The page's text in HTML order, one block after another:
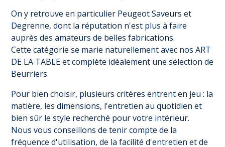
On y retrouve en particulier Peugeot Saveurs et
Degrenne, dont la réputation n'est plus à faire
auprès des amateurs de belles fabrications.
Cette catégorie se marie naturellement avec nosART
DE LA TABLEet complète idéalement une sélection de
Beurriers.
Pour bien choisir, plusieurs critères entrent en jeu : la
matière, les dimensions, l'entretien au quotidien et
bien sûr le style recherché pour votre intérieur.
Nous vous conseillons de tenir compte de la
fréquence d'utilisation, de la facilité d'entretien et de